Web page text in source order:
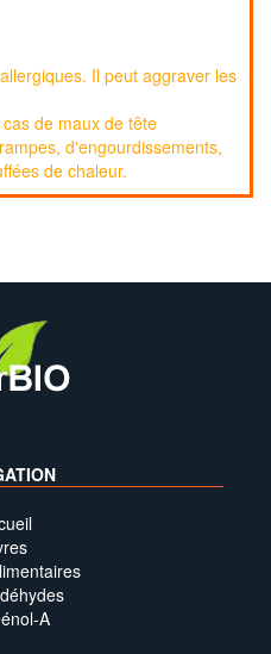
Il peut aggraver les
de maux de tête
d'engourdissements,
de chaleur.
A